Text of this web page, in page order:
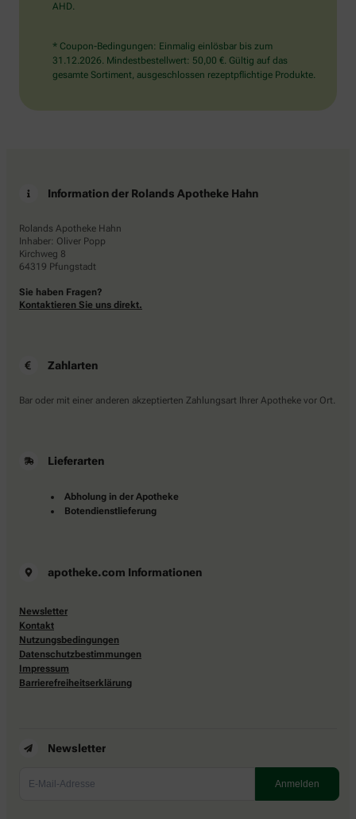
AHD.
* Coupon-Bedingungen: Einmalig einlösbar bis zum
31.12.2026. Mindestbestellwert: 50,00 €. Gültig auf das
gesamte Sortiment, ausgeschlossen rezeptpflichtige Produkte.
Information der Rolands Apotheke Hahn
Rolands Apotheke Hahn
Inhaber: Oliver Popp
Kirchweg 8
64319 Pfungstadt
Sie haben Fragen?
Kontaktieren Sie uns direkt.
Zahlarten
Bar oder mit einer anderen akzeptierten Zahlungsart Ihrer Apotheke vor Ort.
Lieferarten
Abholung in der Apotheke
Botendienstlieferung
apotheke.com Informationen
Newsletter
Kontakt
Nutzungsbedingungen
Datenschutzbestimmungen
Impressum
Barrierefreiheitserklärung
Newsletter